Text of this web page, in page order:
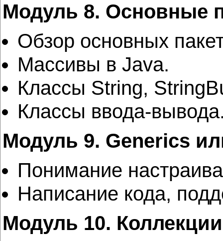
Модуль 8. Основные
Обзор основных
Массивы в Java.
Классы String,
Классы ввода-
Модуль 9. Generics
Понимание
Написание кода,
Модуль 10.